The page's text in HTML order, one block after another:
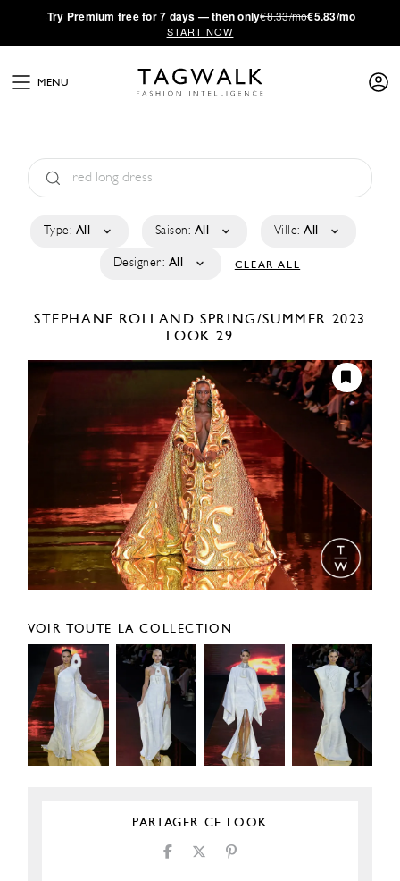
·Try Premium free for 7 days — then only€8.33/mo€5.83/mo
START NOW
MENU
Type: All Saison: All Ville: All
Designer: All CLEAR ALL
STEPHANE ROLLANDSPRING/SUMMER 2023
LOOK 29
VOIR TOUTE LA COLLECTION
PARTAGER CE LOOK